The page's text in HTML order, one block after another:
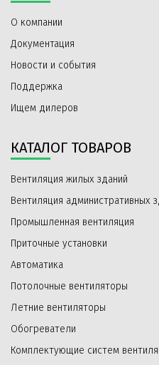
О компании
Документация
Новости и события
Поддержка
Ищем дилеров
КАТАЛОГ ТОВАРОВ
Вентиляция жилых зданий
Вентиляция административных
Промышленная вентиляция
Приточные установки
Автоматика
Потолочные вентиляторы
Летние вентиляторы
Обогреватели
Комплектующие систем